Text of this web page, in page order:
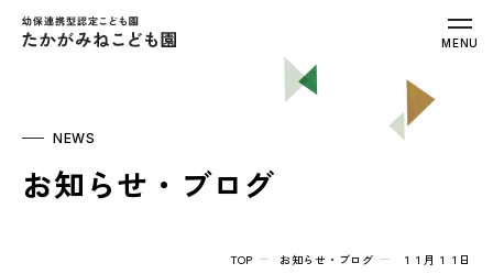
幼保連携型認定こども園 たかがみねこ
MENU
NEWS
お知らせ・ブログ
TOP お知らせ・ブログ １１月１１日